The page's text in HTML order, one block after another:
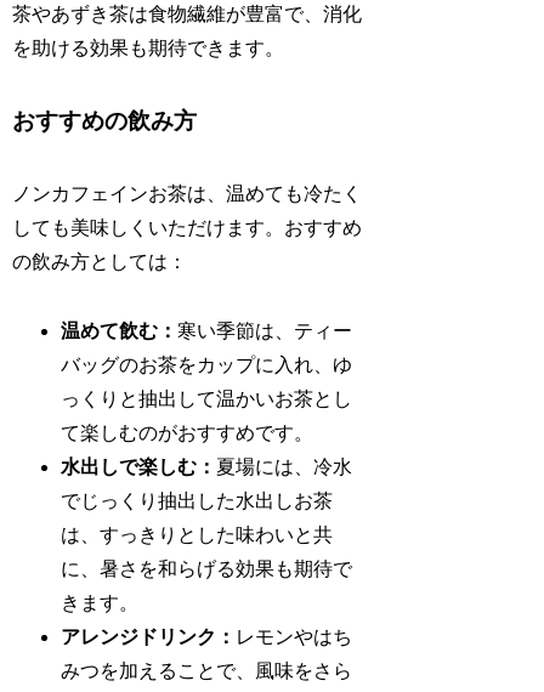
茶やあずき茶は食物繊維が豊富で、消化
を助ける効果も期待できます。
おすすめの飲み方
ノンカフェインお茶は、温めても冷たく
しても美味しくいただけます。おすすめ
の飲み方としては：
温めて飲む： 寒い季節は、ティー
バッグのお茶をカップに入れ、ゆ
っくりと抽出して温かいお茶とし
て楽しむのがおすすめです。
水出しで楽しむ： 夏場には、冷水
でじっくり抽出した水出しお茶
は、すっきりとした味わいと共
に、暑さを和らげる効果も期待で
きます。
アレンジドリンク： レモンやはち
みつを加えることで、風味をさら